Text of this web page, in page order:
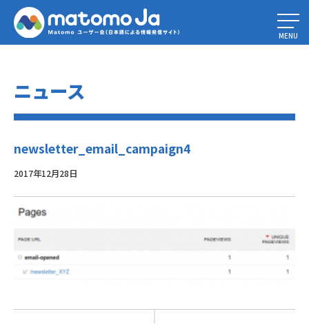
Home»
Piwikでニュースレター（または任意の電子メール）のパフォーマ
ンスを測定する方法»newsletter_email_campaign4
MENU
ニュース
newsletter_email_campaign4
2017年12月28日